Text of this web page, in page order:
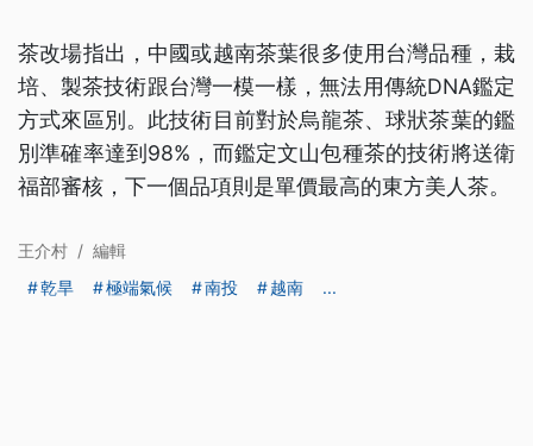
茶改場指出，中國或越南茶葉很多使用台灣品種，栽
培、製茶技術跟台灣一模一樣，無法用傳統DNA鑑定
方式來區別。此技術目前對於烏龍茶、球狀茶葉的鑑
別準確率達到98%，而鑑定文山包種茶的技術將送衛
福部審核，下一個品項則是單價最高的東方美人茶。
王介村 / 編輯
乾旱
極端氣候 南投 越南 ...